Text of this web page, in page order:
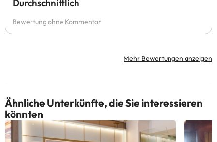
Durchschnittlich
Bewertung ohne Kommentar
Mehr Bewertungen anzeigen
Ähnliche Unterkünfte, die Sie interessieren
könnten